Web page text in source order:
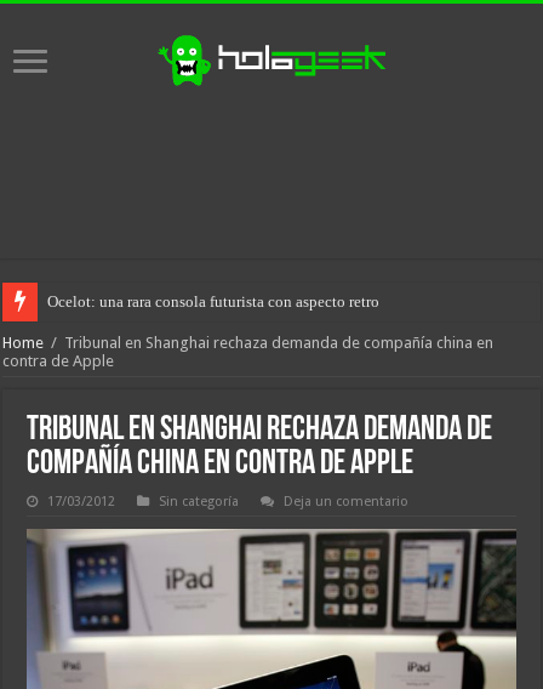
Ocelot: una rara consola futurista con aspecto retro
Home / Tribunal en Shanghai rechaza demanda de compañía china en
contra de Apple
Tribunal en Shanghai rechaza demanda de
compañía china en contra de Apple
17/03/2012 Sin categoría Deja un comentario